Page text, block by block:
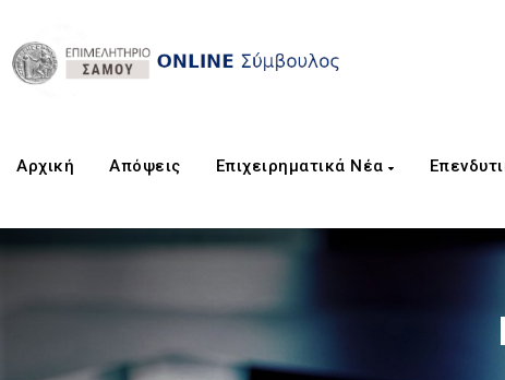
Αρχική Aπόψεις Επιχειρηματικά Νέα